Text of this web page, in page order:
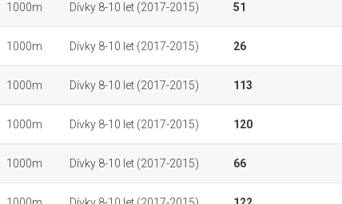
1000m Dívky 8-10 let (2017-2015) 51
1000m Dívky 8-10 let (2017-2015) 26
1000m Dívky 8-10 let (2017-2015) 113
1000m Dívky 8-10 let (2017-2015) 120
1000m Dívky 8-10 let (2017-2015) 66